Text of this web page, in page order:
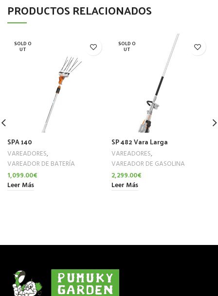
PRODUCTOS RELACIONADOS
SOLD O
UT
SPA 140
VAREADORES,
VAREADOR DE BATERÍA
1,099.00€
Leer Más
SOLD O
UT
SP 482 Vara Larga
VAREADORES,
VAREADOR DE GASOLINA
2,299.00€
Leer Más